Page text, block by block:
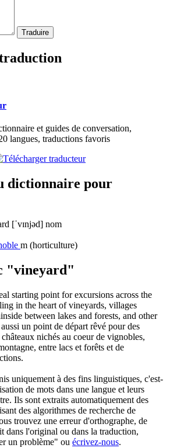
et guides de conversation,
langues, traductions favoris
dictionnaire pour
[ˈvɪnjəd] nom
m (horticulture)
"vineyard"
starting point for excursions across the
in the heart ofvineyards, villages
between lakes and forests, and other
un point de départ rêvé pour des
nichés au coeur de vignobles,
entre lacs et forêts et de
uniquement à des fins linguistiques, c'est-
de mots dans une langue et leurs
Ils sont extraits automatiquement des
des algorithmes de recherche de
trouvez une erreur d'orthographe, de
dans l'original ou dans la traduction,
un problème" ou écrivez-nous.